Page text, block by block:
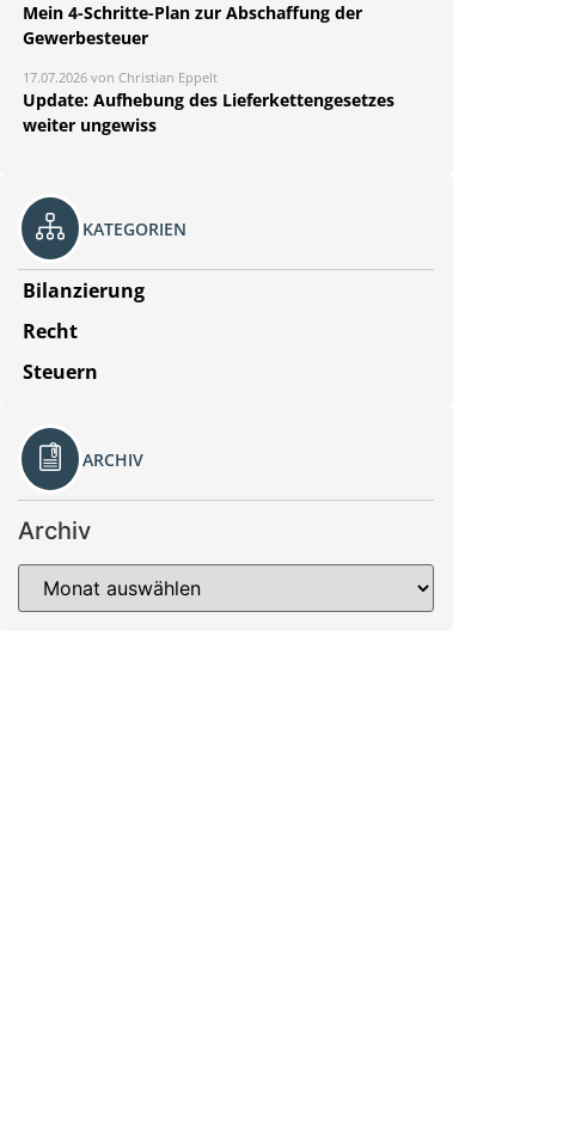
Mein 4-Schritte-Plan zur Abschaffung der
Gewerbesteuer
17.07.2026 von Christian Eppelt
Update: Aufhebung des Lieferkettengesetzes
weiter ungewiss
KATEGORIEN
Bilanzierung
Recht
Steuern
ARCHIV
Archiv